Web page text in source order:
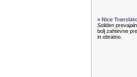
» Nice
Soliden
bolj zahtevne
in obratno.